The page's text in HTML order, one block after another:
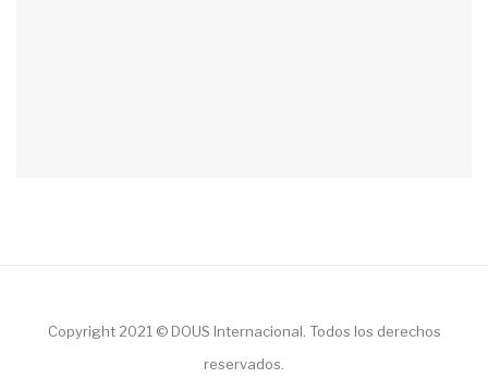
Copyright 2021 © DOUS Internacional. Todos los derechos
reservados.